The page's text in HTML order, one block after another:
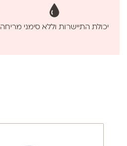
יכולת התיישרות וללא סימני מריחה